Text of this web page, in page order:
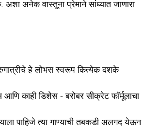
अनेक वास्तूना प्रेमाने सांध्यात जाणारा
हे लोभस स्वरूप कित्येक दशके
काही डिशेस - बरोबर सीक्रेट फॉर्मूलाचा
पाहिजे त्या गाण्याची तबकडी अलगद येऊन